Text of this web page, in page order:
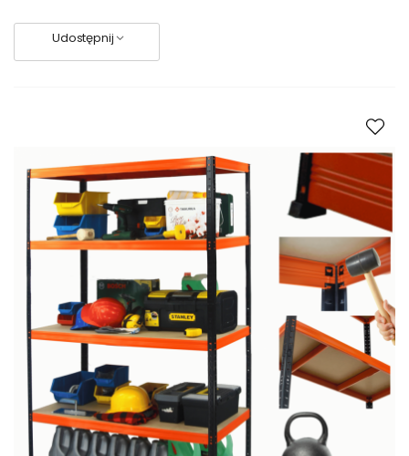
Udostępnij